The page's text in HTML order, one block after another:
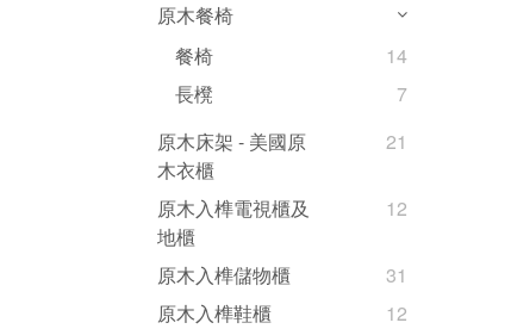
原木餐椅
餐椅
14
長櫈
7
原木床架 - 美國原
木衣櫃
21
原木入榫電視櫃及
地櫃
12
原木入榫儲物櫃
31
原木入榫鞋櫃
12